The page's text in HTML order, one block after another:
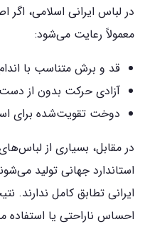
در لباس ایرانی اسلامی،
معمولاً رعایت می‌شود:
قد و برش متناسب با اندام
آزادی حرکت بدون از دست
دوخت تقویت‌شده برای
در مقابل، بسیاری از
استاندارد جهانی تولید
ایرانی تطابق کامل ندارند.
احساس ناراحتی یا استفاده